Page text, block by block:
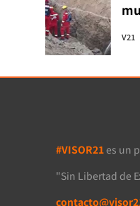
V21
#VISOR21 es un
"Sin Libertad de